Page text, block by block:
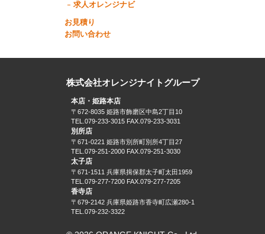
求人オレンジナビ
お見積り
お問い合わせ
株式会社オレンジナイトグループ
本店・姫路本店
〒672-8035 姫路市飾磨区中島2丁目10
TEL.079-233-3015 FAX.079-233-3031
別所店
〒671-0221 姫路市別所町別所4丁目27
TEL.079-251-2000 FAX.079-251-3030
太子店
〒671-1511 兵庫県揖保郡太子町太田1959
TEL.079-277-7200 FAX.079-277-7205
香寺店
〒679-2142 兵庫県姫路市香寺町広瀬280-1
TEL.079-232-3322